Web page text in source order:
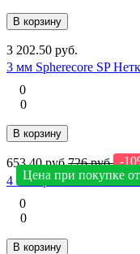
В корзину
3 202.50 руб.
3 мм Spherecore SP
0
0
В корзину
Цена при покупке
653.40 руб.726 руб. -
4 мм Spherecore SP
0
0
В корзину